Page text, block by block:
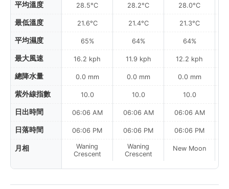
平均溫度
最低溫度
平均濕度
最大風速
總降水量
紫外線指數
日出時間
日落時間
月相
28.5°C
21.6°C
65%
16.2 kph
0.0 mm
10.0
06:06 AM
06:06 PM
Waning
Crescent
28.2°C
21.4°C
64%
11.9 kph
0.0 mm
10.0
06:06 AM
06:06 PM
Waning
Crescent
28.0°C
21.3°C
64%
12.2 kph
0.0 mm
10.0
06:06 AM
06:06 PM
New Moon